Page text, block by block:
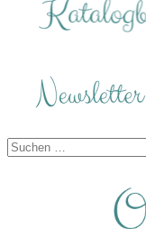
Suchen